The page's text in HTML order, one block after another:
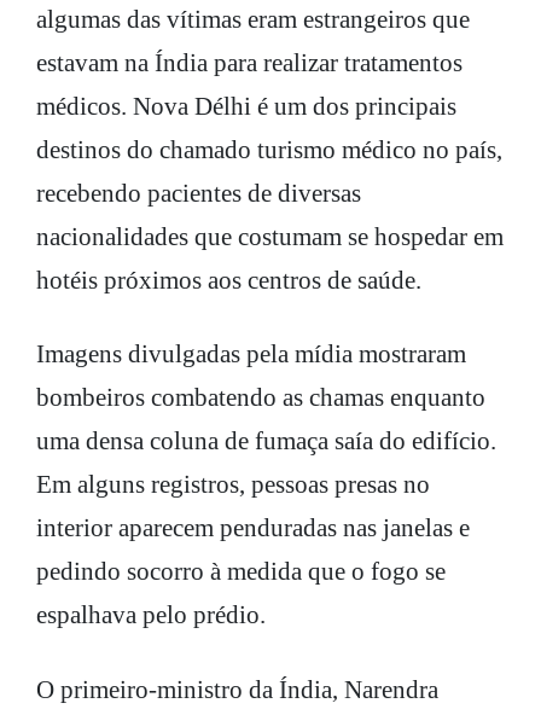
algumas das vítimas eram estrangeiros que
estavam na Índia para realizar tratamentos
médicos. Nova Délhi é um dos principais
destinos do chamado turismo médico no país,
recebendo pacientes de diversas
nacionalidades que costumam se hospedar em
hotéis próximos aos centros de saúde.
Imagens divulgadas pela mídia mostraram
bombeiros combatendo as chamas enquanto
uma densa coluna de fumaça saía do edifício.
Em alguns registros, pessoas presas no
interior aparecem penduradas nas janelas e
pedindo socorro à medida que o fogo se
espalhava pelo prédio.
O primeiro-ministro da Índia, Narendra